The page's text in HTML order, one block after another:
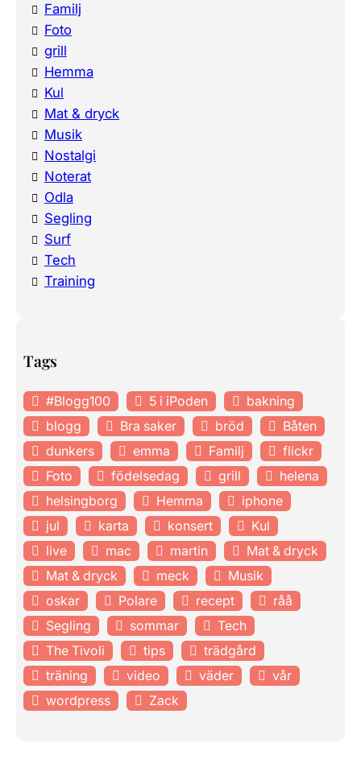
Familj
Foto
grill
Hemma
Kul
Mat & dryck
Musik
Nostalgi
Noterat
Odla
Segling
Surf
Tech
Training
Tags
#Blogg100 5 i iPoden
bakning
blogg
Bra saker bröd
Båten
dunkers
emma Familj
flickr
Foto
födelsedag grill
helena
helsingborg
Hemma
iphone
jul
karta konsert
Kul
live
mac martin
Mat & dryck
Mat & dryck
meck
Musik
oskar
Polare recept
råå
Segling
sommar
Tech
The Tivoli
tips
trädgård
träning
video väder
vår
wordpress
Zack